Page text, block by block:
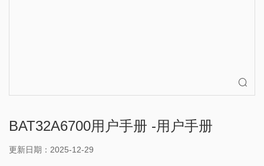

BAT32A6700用户手册 -用户手册
更新日期：2025-12-29